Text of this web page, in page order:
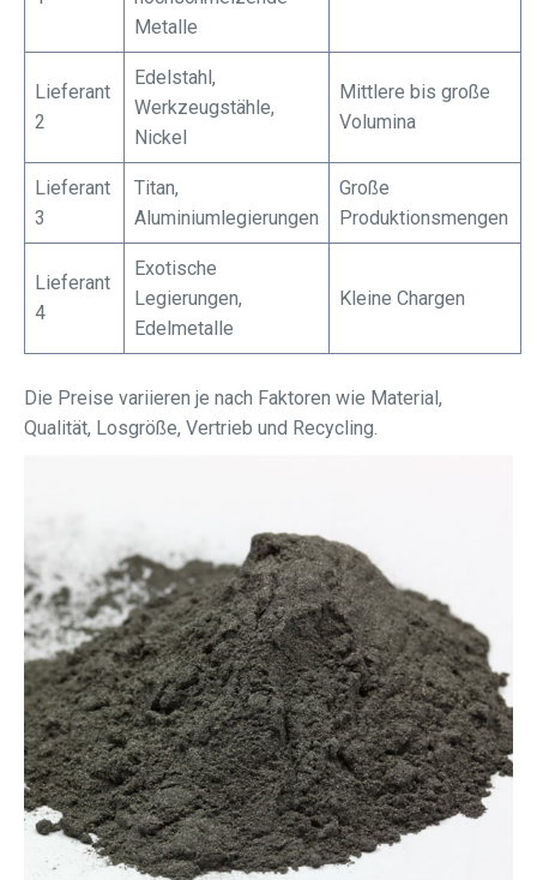
Metalle
Lieferant
2
Edelstahl,
Werkzeugstähle,
Nickel
Mittlere bis große
Volumina
Lieferant
3
Titan,
Aluminiumlegierungen
Große
Produktionsmengen
Lieferant
4
Exotische
Legierungen,
Edelmetalle
Kleine Chargen
Die Preise variieren je nach Faktoren wie Material,
Qualität, Losgröße, Vertrieb und Recycling.